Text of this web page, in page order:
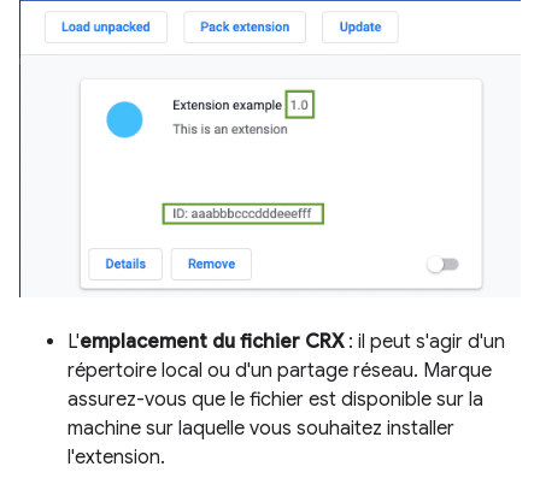
L'emplacement du fichier CRX: il peut s'agir d'un
répertoire local ou d'un partage réseau. Marque
assurez-vous que le fichier est disponible sur la
machine sur laquelle vous souhaitez installer
l'extension.